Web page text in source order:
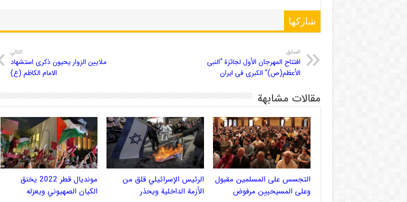
شاركها
السابق
افتتاح المهرجان الأول لجائزة “النبی
الأعظم(ص)” الکبرى فی ایران
التالي
ملایین الزوار یحیون ذکرى استشهاد
الامام الکاظم (ع)
مقالات مشابهة
التجسس على المسلمين مقبول
وعلى المسيحيين مرفوض
الرئيس الإسرائيلي قلق من
الأزمة الداخلية ويحذر
مونديال قطر 2022 يخنق
الكيان الصهيوني ويعزله